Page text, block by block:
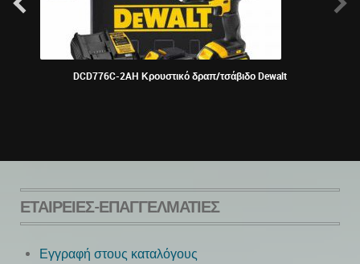
DCD776C-2AH Κρουστικό δραπ/τσάβιδο Dewalt
ΕΤΑΙΡΕΊΕΣ-ΕΠΑΓΓΕΛΜΑΤΊΕΣ
Εγγραφή στους καταλόγους